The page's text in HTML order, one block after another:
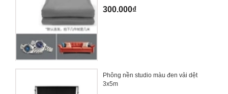
300.000₫
Phông nền studio màu đen vải dệt
3x5m